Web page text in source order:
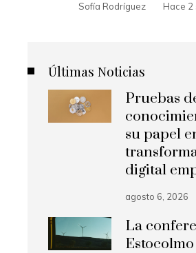
Sofía Rodríguez Hace 2
Últimas Noticias
Pruebas
su papel
digital
agosto 6, 2026
La